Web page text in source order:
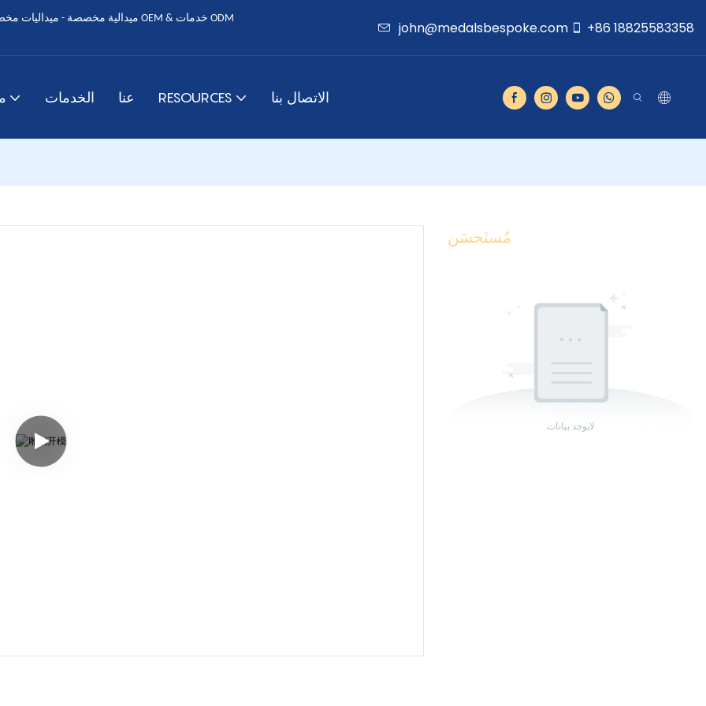
john@medalsbespoke.com +86 18825583358
الخدمات عنا RESOURCES الاتصال بنا
مُستَحسَن
لايوجد بيانات